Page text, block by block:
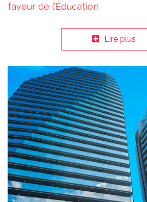
faveur de l’Éducation
Lire plus